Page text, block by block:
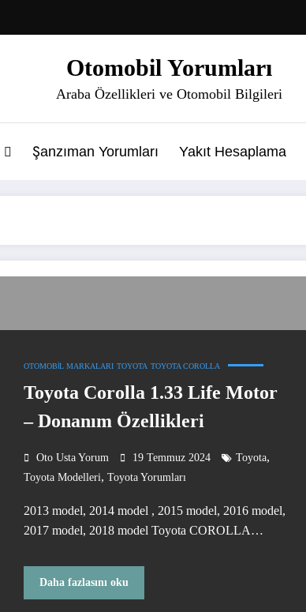
Otomobil Yorumları
Araba Özellikleri ve Otomobil Bilgileri
Şanzıman Yorumları Yakıt Hesaplama
OTOMOBIL MARKALARI TOYOTA TOYOTA COROLLA
Toyota Corolla 1.33 Life Motor
– Donanım Özellikleri
Oto Usta Yorum 19 Temmuz 2024 Toyota,
Toyota Modelleri, Toyota Yorumları
2013 model, 2014 model , 2015 model, 2016 model,
2017 model, 2018 model Toyota COROLLA…
Daha fazlasını oku